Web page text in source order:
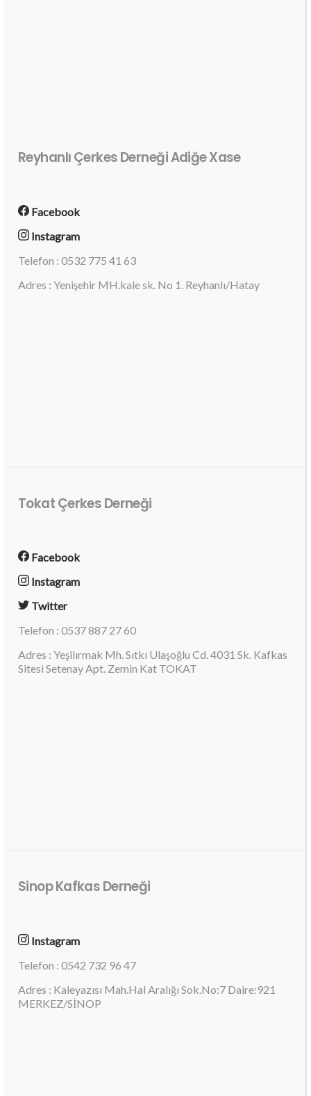
Reyhanlı Çerkes Derneği Adiğe Xase
Facebook
Instagram
Telefon : 0532 775 41 63
Adres : Yenişehir MH.kale sk. No 1. Reyhanlı/Hatay
Tokat Çerkes Derneği
Facebook
Instagram
Twitter
Telefon : 0537 887 27 60
Adres : Yeşilırmak Mh. Sıtkı Ulaşoğlu Cd. 4031 Sk. Kafkas
Sitesi Setenay Apt. Zemin Kat TOKAT
Sinop Kafkas Derneği
Instagram
Telefon : 0542 732 96 47
Adres : Kaleyazısı Mah.Hal Aralığı Sok.No:7 Daire:921
MERKEZ/SİNOP